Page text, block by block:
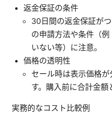
返金保証の条件
30日間の返金保証が
の申請方法や条件（
いない等）に注意。
価格の透明性
セール時は表示価格
す。購入前に合計金額
実務的なコスト比較例